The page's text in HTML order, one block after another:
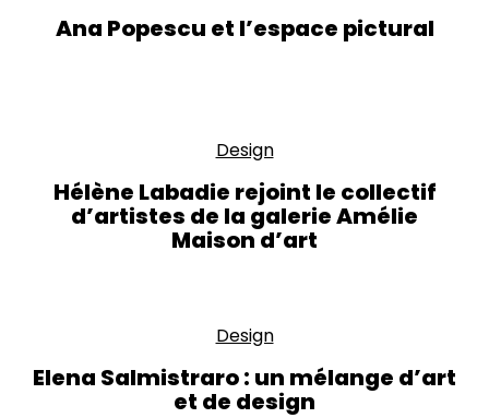
Ana Popescu et l’espace pictural
Design
Hélène Labadie rejoint le collectif
d’artistes de la galerie Amélie
Maison d’art
Design
Elena Salmistraro : un mélange d’art
et de design